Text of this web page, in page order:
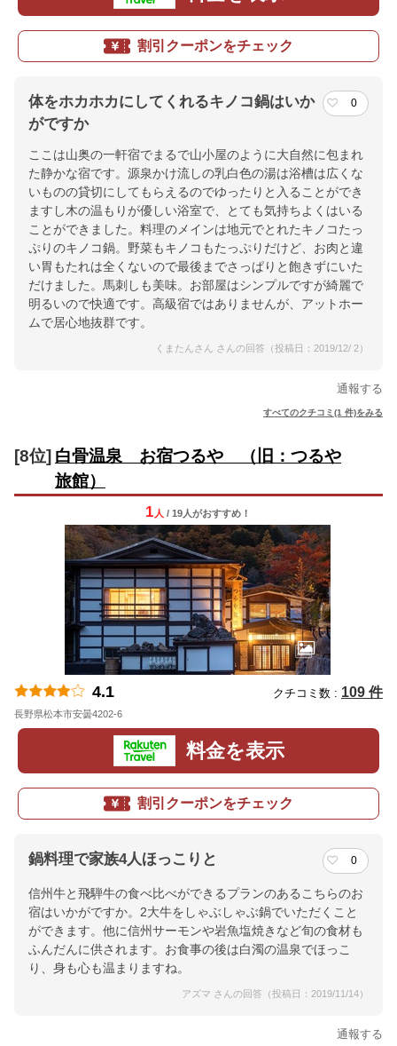
割引クーポンをチェック
体をホカホカにしてくれるキノコ鍋はいか
がですか
0
ここは山奥の一軒宿でまるで山小屋のように大自然に包まれ
た静かな宿です。源泉かけ流しの乳白色の湯は浴槽は広くな
いものの貸切にしてもらえるのでゆったりと入ることができ
ますし木の温もりが優しい浴室で、とても気持ちよくはいる
ことができました。料理のメインは地元でとれたキノコたっ
ぷりのキノコ鍋。野菜もキノコもたっぷりだけど、お肉と違
い胃もたれは全くないので最後までさっぱりと飽きずにいた
だけました。馬刺しも美味。お部屋はシンプルですが綺麗で
明るいので快適です。高級宿ではありませんが、アットホー
ムで居心地抜群です。
くまたんさん さんの回答（投稿日：2019/12/ 2）
通報する
すべてのクチコミ(1 件)をみる
[8位] 白骨温泉 お宿つるや （旧：つるや
旅館）
1 人 / 19人がおすすめ！
4.1 クチコミ数 : 109 件
長野県松本市安曇4202-6
料金を表示
割引クーポンをチェック
鍋料理で家族4人ほっこりと 0
信州牛と飛騨牛の食べ比べができるプランのあるこちらのお
宿はいかがですか。2大牛をしゃぶしゃぶ鍋でいただくこと
ができます。他に信州サーモンや岩魚塩焼きなど旬の食材も
ふんだんに供されます。お食事の後は白濁の温泉でほっこ
り、身も心も温まりますね。
アズマ さんの回答（投稿日：2019/11/14）
通報する